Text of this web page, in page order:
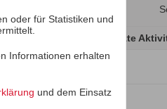
Letzte
Abonnenten...
oder für Statistiken und
Informationen erhalten
und dem Einsatz